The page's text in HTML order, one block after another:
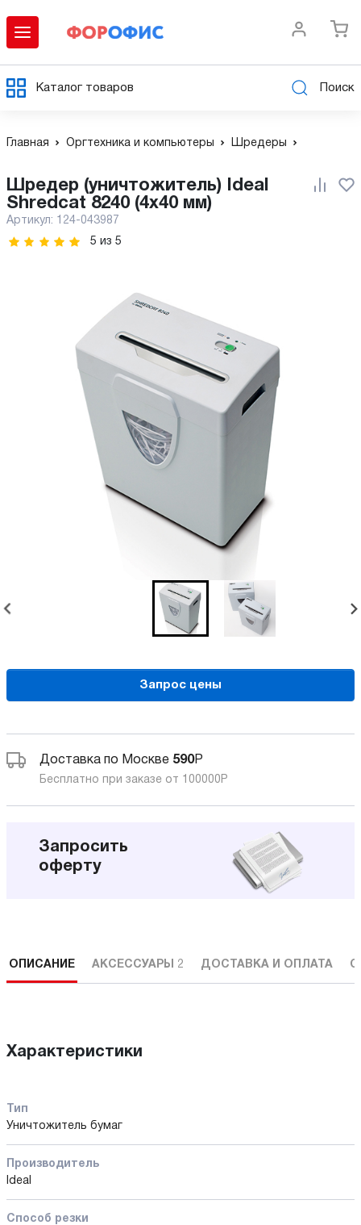
Каталог товаров Поиск
Главная Оргтехника и компьютеры Шредеры
Шредер (уничтожитель) Ideal
Shredcat 8240 (4x40 мм)
Артикул: 124-043987
5 из 5
Запрос цены
Доставка по Москве 590Р
Бесплатно при заказе от 100000 Р
Запросить
оферту
ОПИСАНИЕ АКСЕССУАРЫ 2 ДОСТАВКА И ОПЛАТА
Характеристики
Тип
Уничтожитель бумаг
Производитель
Ideal
Способ резки